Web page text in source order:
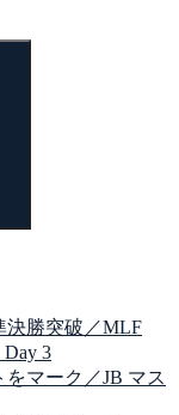
決勝突破／MLF
Day 3
マーク／JB マス